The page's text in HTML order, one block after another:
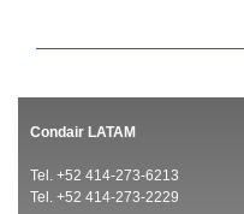
Condair LATAM
Tel. +52 414-273-6213
Tel. +52 414-273-2229